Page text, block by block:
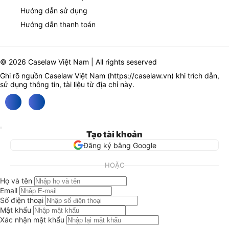
Hướng dẫn sử dụng
Hướng dẫn thanh toán
© 2026 Caselaw Việt Nam | All rights seserved
Ghi rõ nguồn Caselaw Việt Nam (https://caselaw.vn) khi trích dẫn,
sử dụng thông tin, tài liệu từ địa chỉ này.
Tạo tài khoản
Đăng ký bằng Google
HOẶC
Họ và tên
Email
Số điện thoại
Mật khẩu
Xác nhận mật khẩu